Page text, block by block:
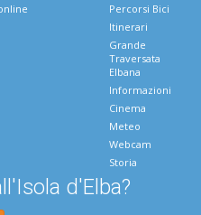
Percorsi Bici
Itinerari
Grande
Traversata
Elbana
Informazioni
Cinema
Meteo
Webcam
Storia
d'Elba?